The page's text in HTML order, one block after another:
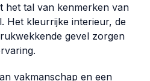
het tal van kenmerken van
Het kleurrijke interieur, de
gevel zorgen
vakmanschap en een